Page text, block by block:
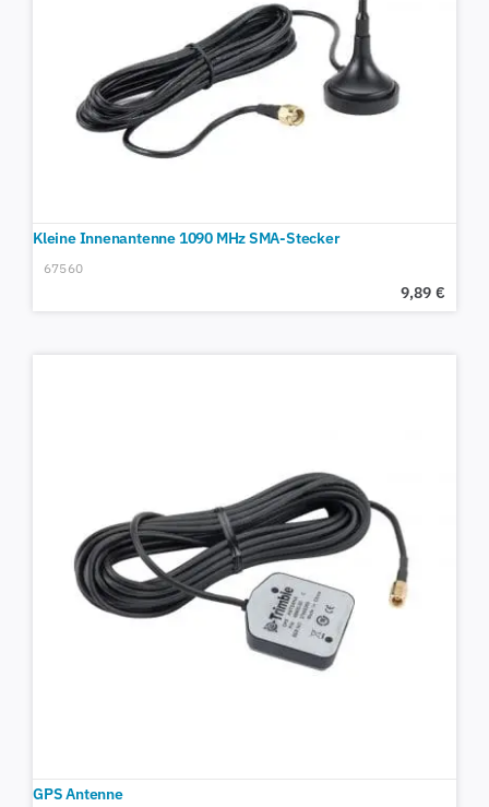
Kleine Innenantenne 1090 MHz SMA-Stecker
67560
9,89 €
GPS Antenne